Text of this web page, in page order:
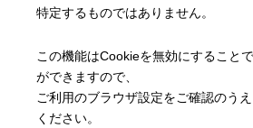
特定するものではありません。
この機能はCookieを無効にすること
ができますので、
ご利用のブラウザ設定をご確認のう
ください。